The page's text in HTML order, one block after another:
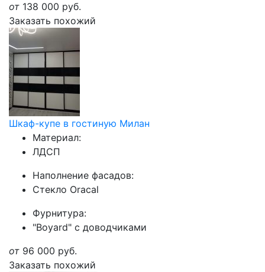
от 138 000 руб.
Заказать похожий
Шкаф-купе в гостиную Милан
Материал:
ЛДСП
Наполнение фасадов:
Стекло Oracal
Фурнитура:
"Boyard" с доводчиками
от 96 000 руб.
Заказать похожий